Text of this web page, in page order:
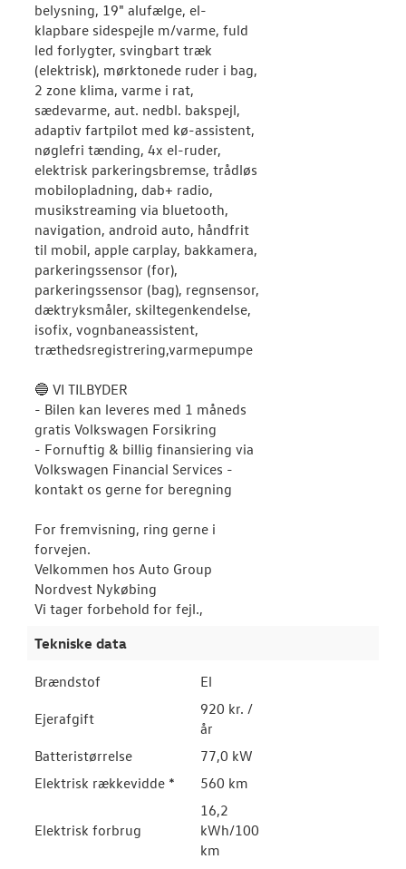
belysning, 19" alufælge, el-
klapbare sidespejle m/varme, fuld
led forlygter, svingbart træk
(elektrisk), mørktonede ruder i bag,
2 zone klima, varme i rat,
sædevarme, aut. nedbl. bakspejl,
adaptiv fartpilot med kø-assistent,
nøglefri tænding, 4x el-ruder,
elektrisk parkeringsbremse, trådløs
mobilopladning, dab+ radio,
musikstreaming via bluetooth,
navigation, android auto, håndfrit
til mobil, apple carplay, bakkamera,
parkeringssensor (for),
parkeringssensor (bag), regnsensor,
dæktryksmåler, skiltegenkendelse,
isofix, vognbaneassistent,
træthedsregistrering,varmepumpe
🔵 VI TILBYDER
- Bilen kan leveres med 1 måneds
gratis Volkswagen Forsikring
- Fornuftig & billig finansiering via
Volkswagen Financial Services -
kontakt os gerne for beregning
For fremvisning, ring gerne i
forvejen.
Velkommen hos Auto Group
Nordvest Nykøbing
Vi tager forbehold for fejl.,
Tekniske data
Brændstof El
Ejerafgift
920 kr. /
år
Batteristørrelse
77,0 kW
Elektrisk rækkevidde *
560 km
Elektrisk forbrug
16,2
kWh/100
km